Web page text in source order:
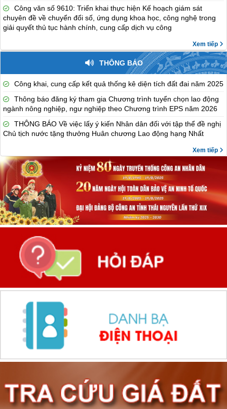
Công văn số 9610: Triển khai thực hiện Kế hoạch giám sát
chuyên đề về chuyển đổi số, ứng dụng khoa học, công nghệ trong
giải quyết thủ tục hành chính, cung cấp dịch vụ công
Xem tiếp
THÔNG BÁO
Công khai, cung cấp kết quả thống kê diện tích đất đai năm 2025
Thông báo đăng ký tham gia Chương trình tuyển chọn lao động
ngành nông nghiệp, ngư nghiệp theo Chương trình EPS năm 2026
THÔNG BÁO Về việc lấy ý kiến Nhân dân đối với tập thể đề nghị
Chủ tịch nước tặng thưởng Huân chương Lao động hạng Nhất
Xem tiếp